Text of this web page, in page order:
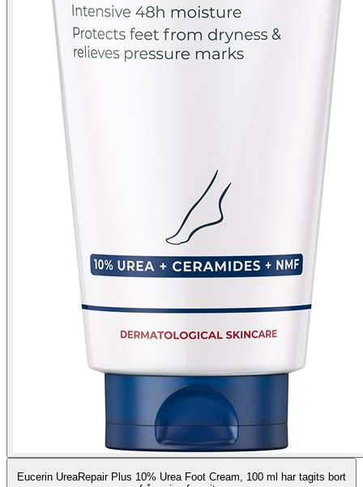
Eucerin UreaRepair Plus 10% Urea Foot Cream, 100 ml har tagits bort